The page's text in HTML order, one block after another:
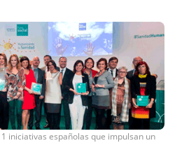
iniciativas españolas que impulsan un